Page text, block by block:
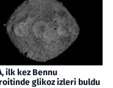
ilk kez Bennu
glikoz izleri buldu